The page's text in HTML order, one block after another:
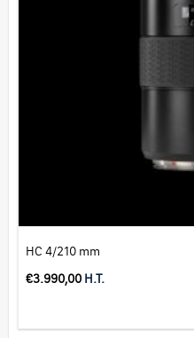
HC 4/210 mm
€3.990,00 H.T.